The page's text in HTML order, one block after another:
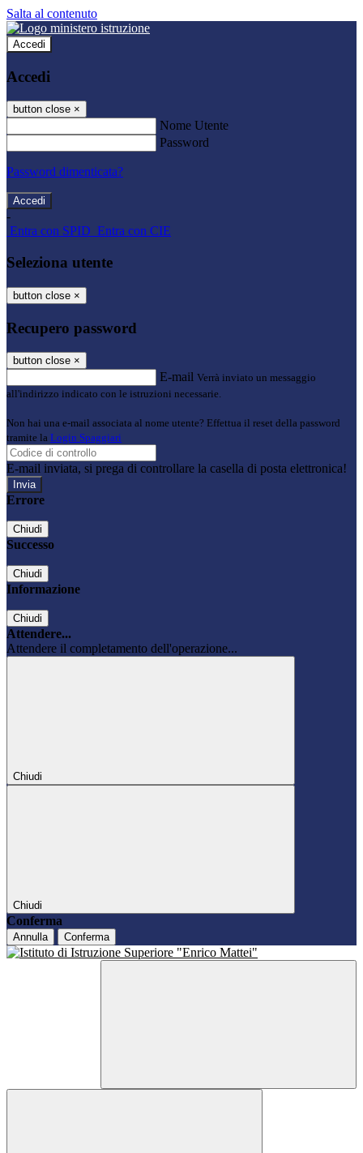
Salta al contenuto
Accedi
Accedi
button close ×
Nome Utente
Password
Password dimenticata?
-
Entra con SPID Entra con CIE
Seleziona utente
button close ×
Recupero password
button close ×
E-mail Verrà inviato un messaggio
all'indirizzo indicato con le istruzioni necessarie.
Non hai una e-mail associata al nome utente? Effettua il reset della password
tramite la Login Spaggiari
E-mail inviata, si prega di controllare la casella di posta elettronica!
Errore
Chiudi
Successo
Chiudi
Informazione
Chiudi
Attendere...
Attendere il completamento dell'operazione...
Chiudi
Chiudi
Conferma
Annulla Conferma